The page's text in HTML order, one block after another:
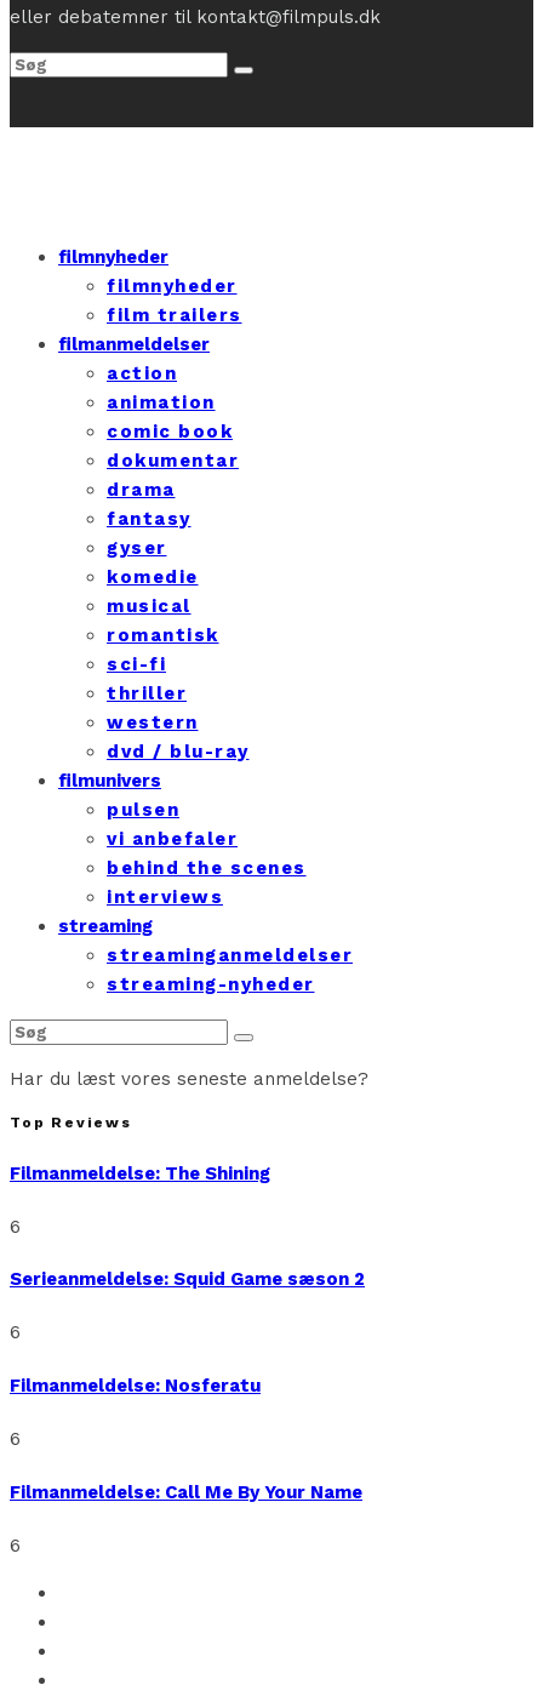
eller debatemner til kontakt@filmpuls.dk
filmnyheder
filmnyheder
film trailers
filmanmeldelser
action
animation
comic book
dokumentar
drama
fantasy
gyser
komedie
musical
romantisk
sci-fi
thriller
western
dvd / blu-ray
filmunivers
pulsen
vi anbefaler
behind the scenes
interviews
streaming
streaminganmeldelser
streaming-nyheder
Har du læst vores seneste anmeldelse?
Top Reviews
Filmanmeldelse: The Shining
6
Serieanmeldelse: Squid Game sæson 2
6
Filmanmeldelse: Nosferatu
6
Filmanmeldelse: Call Me By Your Name
6